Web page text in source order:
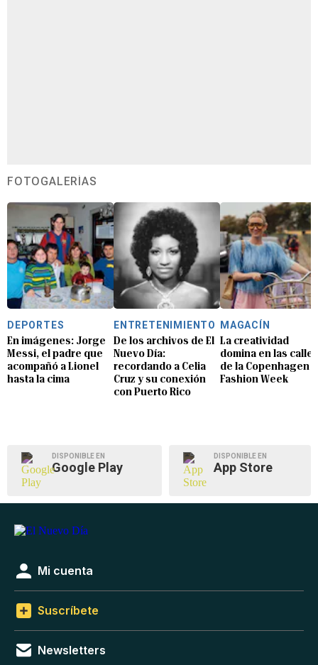
FOTOGALERÍAS
DEPORTES
En imágenes: Jorge
Messi, el padre que
acompañó a Lionel
hasta la cima
ENTRETENIMIENTO
De los archivos de El
Nuevo Día:
recordando a Celia
Cruz y su conexión
con Puerto Rico
MAGACÍN
La creatividad
domina en las calles
de la Copenhagen
Fashion Week
DISPONIBLE EN
Google Play
DISPONIBLE EN
App Store
Mi cuenta
Suscríbete
Newsletters